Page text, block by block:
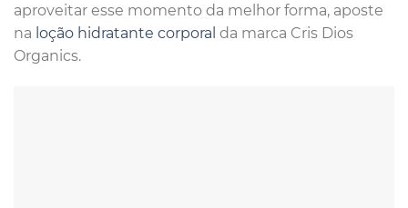
aproveitar esse momento da melhor forma, aposte
na loção hidratante corporal da marca Cris Dios
Organics.